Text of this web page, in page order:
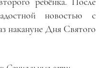
новостью с
накануне Дня Святого